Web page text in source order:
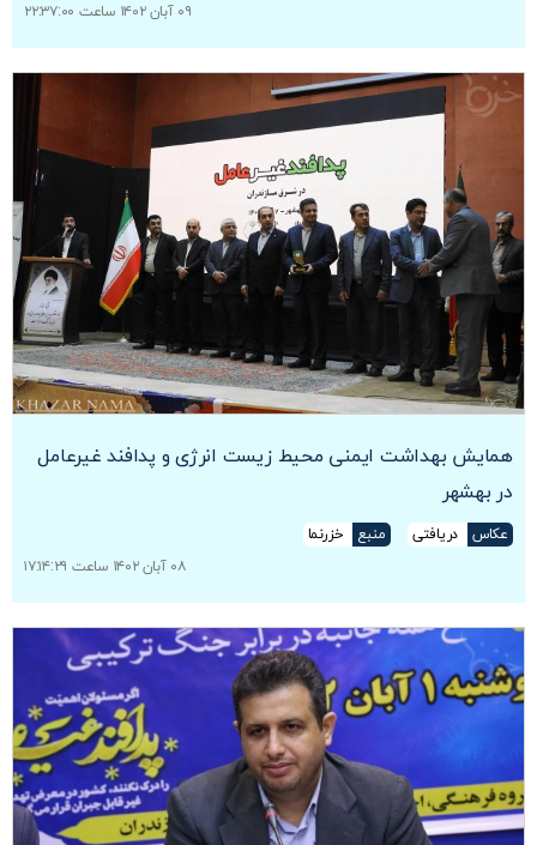
۰۹ آبان ۱۴۰۲ ساعت ۲۲:۳۷:۰۰
همایش بهداشت ایمنی محیط زیست انرژی و پدافند غیرعامل
در بهشهر
عکاس دریافتی منبع
خزرنما
۰۸ آبان ۱۴۰۲ ساعت ۱۷:۱۴:۲۹